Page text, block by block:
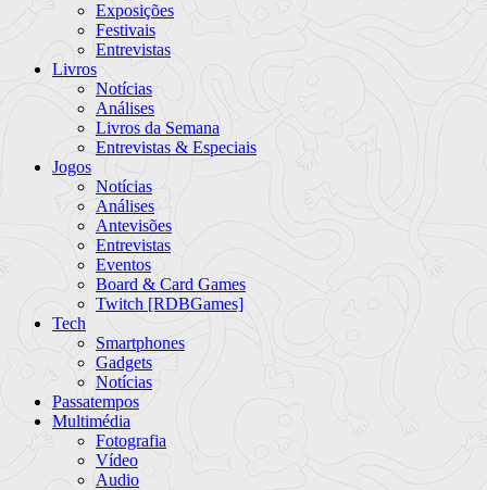
Exposições
Festivais
Entrevistas
Livros
Notícias
Análises
Livros da Semana
Entrevistas & Especiais
Jogos
Notícias
Análises
Antevisões
Entrevistas
Eventos
Board & Card Games
Twitch [RDBGames]
Tech
Smartphones
Gadgets
Notícias
Passatempos
Multimédia
Fotografia
Vídeo
Audio